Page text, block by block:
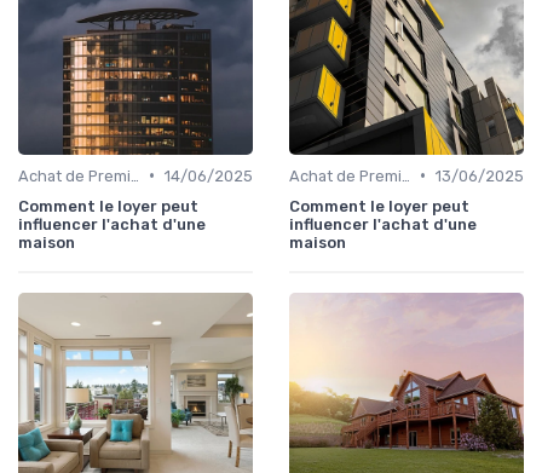
• 14/06/2025
Comment le loyer peut
influencer l'achat d'une
maison
• 13/06/2025
Comment le loyer peut
influencer l'achat d'une
maison